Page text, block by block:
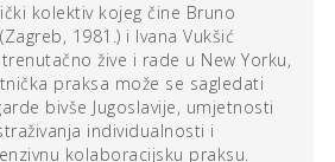
narativnih niti. TARWUK
svakodnevnog zajedništva, koja kao
jedina istinita) stvarnost krije gusto
napetosti: zajedništvo u kojem
očekivanja i naslijeđene traume
razgovore i ritualnu repetitivnost
kolektiv kojeg čine Bruno
1981.) i Ivana Vukšić
žive i rade u New Yorku,
praksa može se sagledati
bivše Jugoslavije, umjetnosti
individualnosti i
kolaboracijsku praksu.